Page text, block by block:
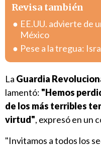
Revisa también
EE.UU. advierte de
México
Pese a la tregua:
La Guardia
lamentó: "Hemos
de los más terribles
virtud", expresó en un
"Invitamos a todos los